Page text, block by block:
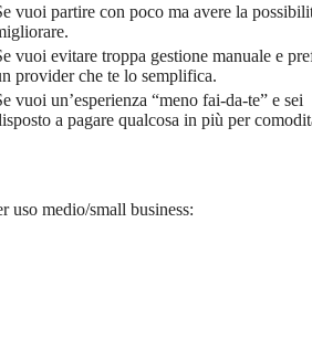
vuoi partire con poco ma avere la
vuoi evitare troppa gestione manuale e
provider che te lo semplifica.
vuoi un’esperienza “meno fai-da-te” e sei
a pagare qualcosa in più per
uso medio/small business: